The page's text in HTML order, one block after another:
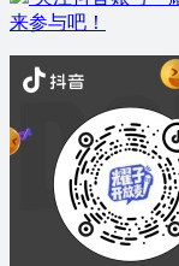
来参与吧！